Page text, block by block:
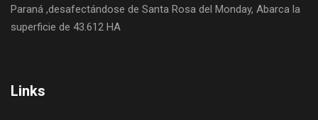
Paraná ,desafectándose de Santa Rosa del Monday, Abarca la
superficie de 43.612 HA
Links